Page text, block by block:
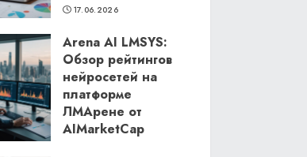
17.06.2026
Arena AI LMSYS:
Обзор рейтингов
нейросетей на
платформе
ЛМАрене от
AIMarketCap